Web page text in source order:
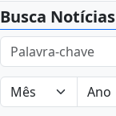
Busca Notícias